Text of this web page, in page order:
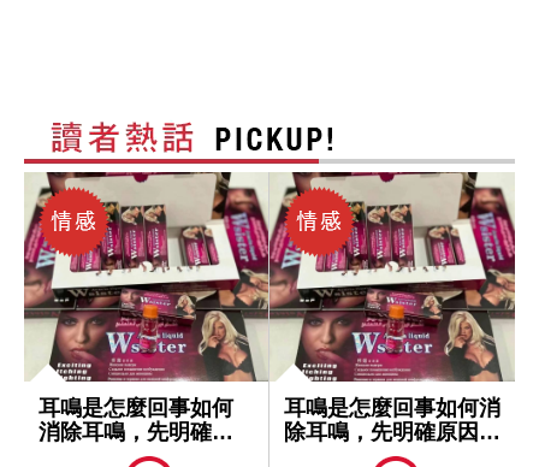
耳鳴是怎麼回事如何
消除耳鳴，先明確原
耳鳴是怎麼回事如何消
除耳鳴，先明確原因再